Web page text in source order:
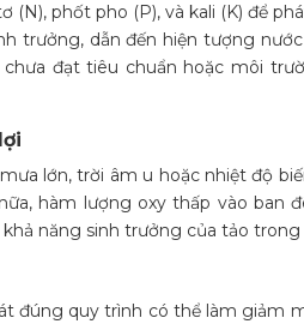
phốt pho (P), và kali (K) để
trưởng, dẫn đến hiện tượng
đạt tiêu chuẩn hoặc môi
lớn, trời âm u hoặc nhiệt độ
hàm lượng oxy thấp vào ban
năng sinh trưởng của tảo trong
đúng quy trình có thể làm giảm